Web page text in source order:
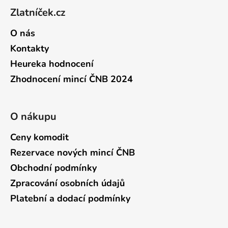
Zlatníček.cz
O nás
Kontakty
Heureka hodnocení
Zhodnocení mincí ČNB 2024
O nákupu
Ceny komodit
Rezervace nových mincí ČNB
Obchodní podmínky
Zpracování osobních údajů
Platební a dodací podmínky